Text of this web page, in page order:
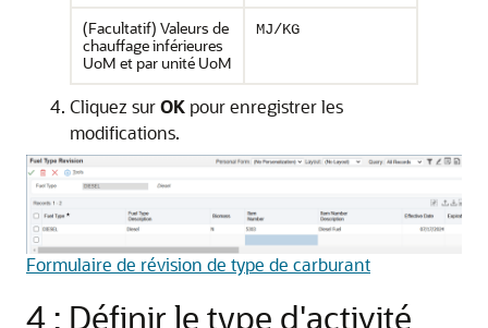
(Facultatif) Valeurs de
chauffage inférieures
UoM et par unité UoM
MJ/KG
Cliquez surOK pour enregistrer les
modifications.
Formulaire de révision de type de carburant
4 : Définir le type d'activité